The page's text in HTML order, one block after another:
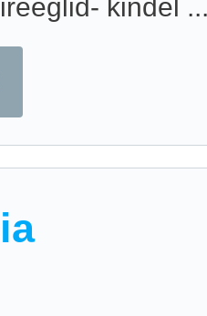
kindel